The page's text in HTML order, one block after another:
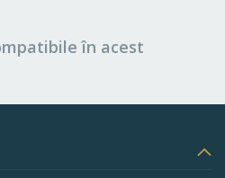
în acest